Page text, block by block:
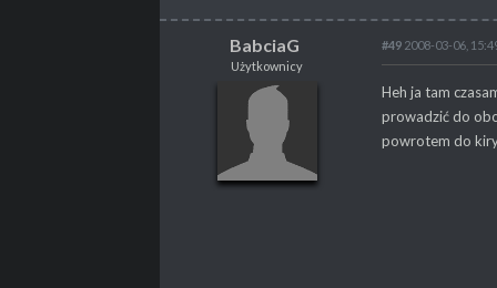
BabciaG
BabciaG
Użytkownicy
#49 2008-03-06,
Heh ja tam
prowadzić do
powrotem do